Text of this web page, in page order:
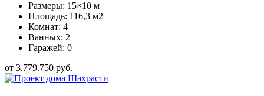
Размеры: 15×10 м
Площадь: 116,3 м2
Комнат: 4
Ванных: 2
Гаражей: 0
от 3.779.750 руб.